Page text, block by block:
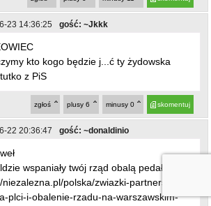
23 14:36:25 gość: ~Jkkk
kto kogo będzie j...ć ty żydowska
z PiS
skomentuj
minusy 0
plusy 6
zgłoś
22 20:36:47 gość: ~donaldinio
wspaniały twój rząd obalą pedały"
niezalezna.pl/polska/zwiazki-partnerskie-
plci-i-obalenie-rzadu-na-warszawskim-